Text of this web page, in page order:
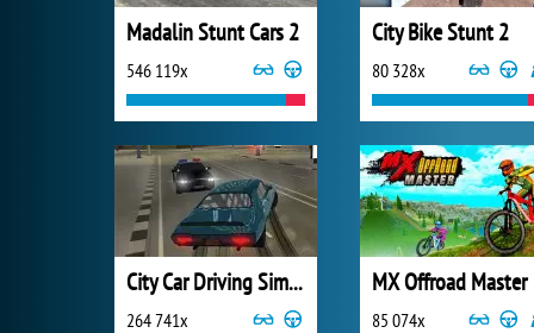
Madalin Stunt Cars 2
546 119x
City Bike Stunt 2
80 328x
City Car Driving Simulator 3
264 741x
MX Offroad Master
85 074x